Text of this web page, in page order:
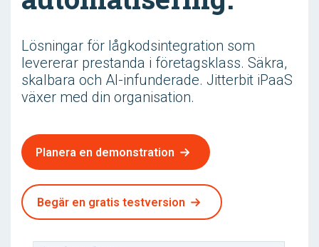
Lösningar för lågkodsintegration som
levererar prestanda i företagsklass. Säkra,
skalbara och AI-infunderade. Jitterbit iPaaS
växer med din organisation.
Planera en demonstration
Begär en gratis testversion